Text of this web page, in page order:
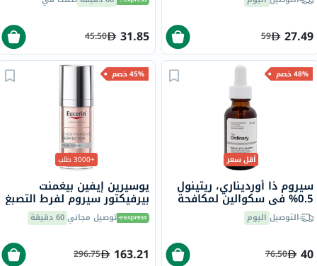
27.49
59
31.85
45.50
48% خصم
أقل سعر
سيروم ذا أورديناري، ريتينول
0.5% في سكوالين لمكافحة
ملالتوصيل اليوم
40
76.50
45% خصم
+3000 طلب
يوسيرين إيفين بيغمنت
بيرفيكتور سيروم لفرط التصبغ
المزدوج 30 ملتوصيل مجاني60 دقيقة
163.21
296.75